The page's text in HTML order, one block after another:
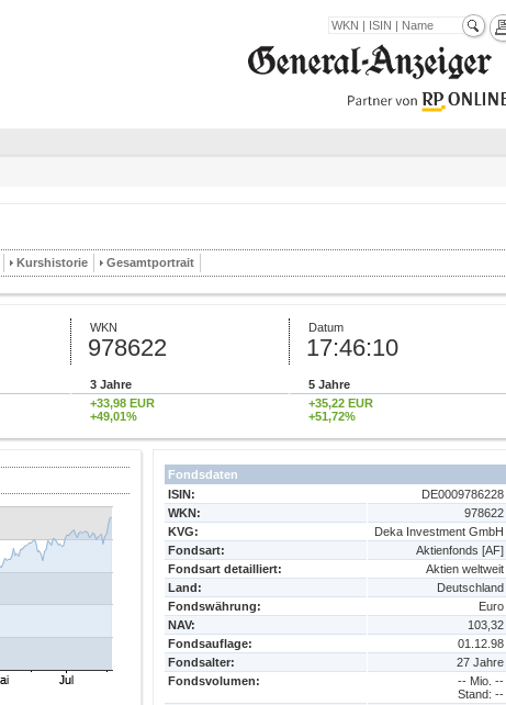
Kurshistorie Gesamtportrait
WKN
978622
Datum
17:46:10
3 Jahre
5 Jahre
+33,98 EUR
+49,01%
+35,22 EUR
+51,72%
Fondsdaten
ISIN:
DE0009786228
WKN:
978622
KVG:
Deka Investment GmbH
Fondsart:
Aktienfonds [AF]
Fondsart detailliert:
Aktien weltweit
Land:
Deutschland
Fondswährung:
Euro
NAV:
103,32
Fondsauflage:
01.12.98
Fondsalter:
27 Jahre
Fondsvolumen:
-- Mio. --
Stand: --